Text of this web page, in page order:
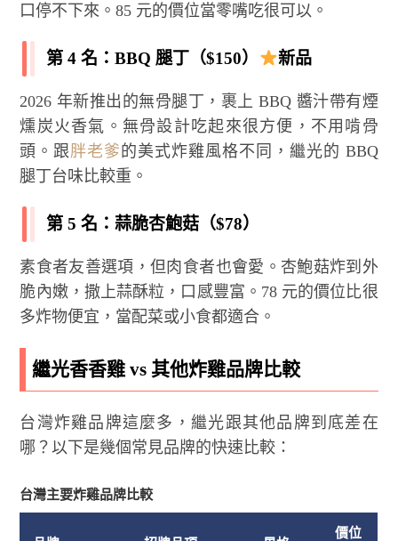
口停不下來。85 元的價位當零嘴吃很可以。
第 4 名：BBQ 腿丁（$150） 新品
2026 年新推出的無骨腿丁，裹上 BBQ 醬汁帶有煙
燻炭火香氣。無骨設計吃起來很方便，不用啃骨
頭。跟胖老爹 的美式炸雞風格不同，繼光的 BBQ
腿丁台味比較重。
第 5 名：蒜脆杏鮑菇（$78）
素食者友善選項，但肉食者也會愛。杏鮑菇炸到外
脆內嫩，撒上蒜酥粒，口感豐富。78 元的價位比很
多炸物便宜，當配菜或小食都適合。
繼光香香雞 vs 其他炸雞品牌比較
台灣炸雞品牌這麼多，繼光跟其他品牌到底差在
哪？以下是幾個常見品牌的快速比較：
台灣主要炸雞品牌比較
價位